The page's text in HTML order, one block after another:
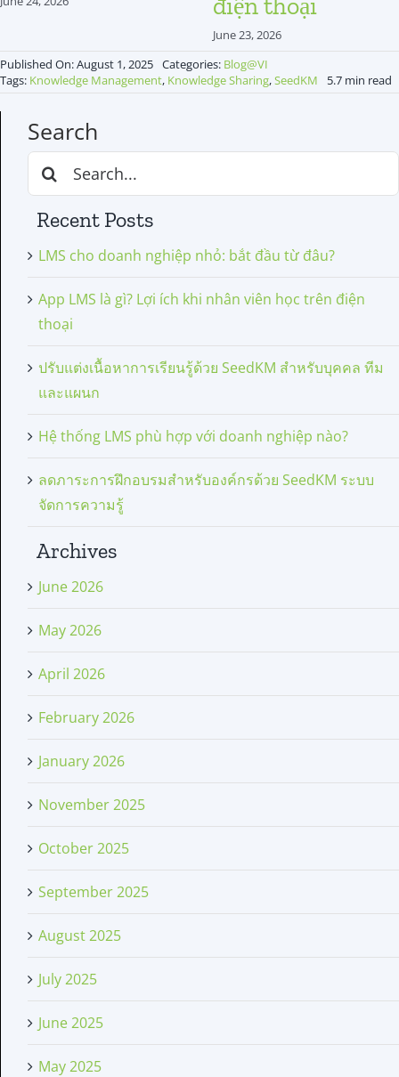
June 23, 2026
Published On: August 1, 2025 Categories: Blog@VI
Tags: Knowledge Management, Knowledge Sharing,SeedKM 5.7 min read
Search
Search
for:
Recent Posts
LMS cho doanh nghiệp nhỏ: bắt đầu từ đâu?
App LMS là gì? Lợi ích khi nhân viên học trên điện
thoại
ปรับแต่งเนื้อหาการเรียนรู้ด้วย SeedKM สำหรับบุคคล ทีม
และแผนก
Hệ thống LMS phù hợp với doanh nghiệp nào?
ลดภาระการฝึกอบรมสำหรับองค์กรด้วย SeedKM ระบบ
จัดการความรู้
Archives
June 2026
May 2026
April 2026
February 2026
January 2026
November 2025
October 2025
September 2025
August 2025
July 2025
June 2025
May 2025